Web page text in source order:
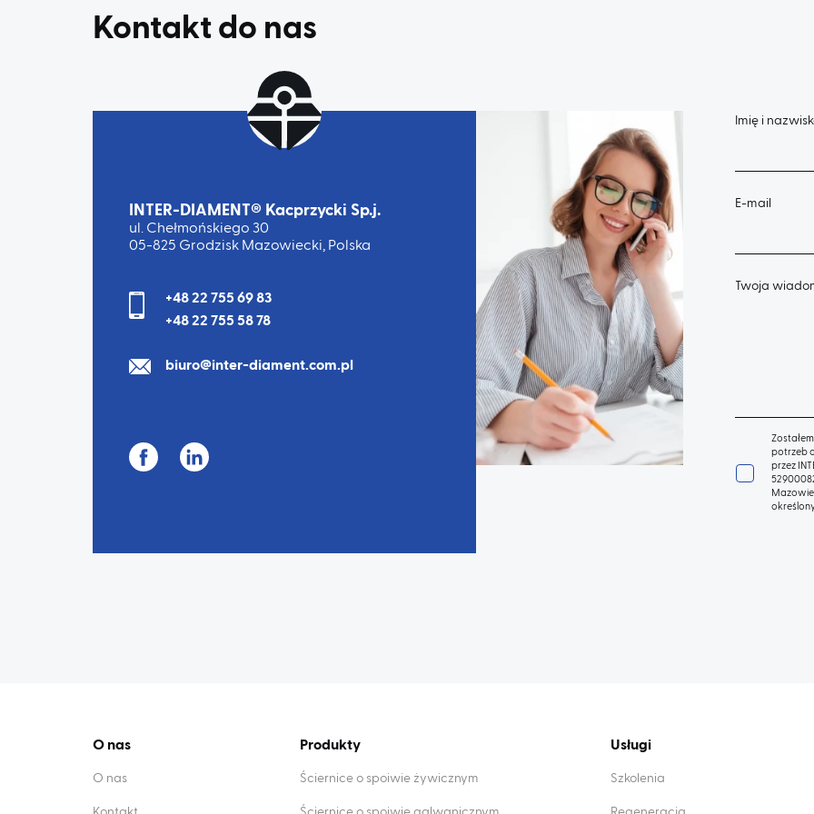
Kontakt do nas
INTER-DIAMENT® Kacprzycki Sp.j.
ul. Chełmońskiego 30
05-825 Grodzisk Mazowiecki, Polska
+48 22 755 69 83
+48 22 755 58 78
biuro@inter-diament.com.pl
Imię i
E-mail
Twoja
potrzeb
przez
O nas
O nas
Produkty
Ściernice o spoiwie żywicznym
Usługi
Szkolenia